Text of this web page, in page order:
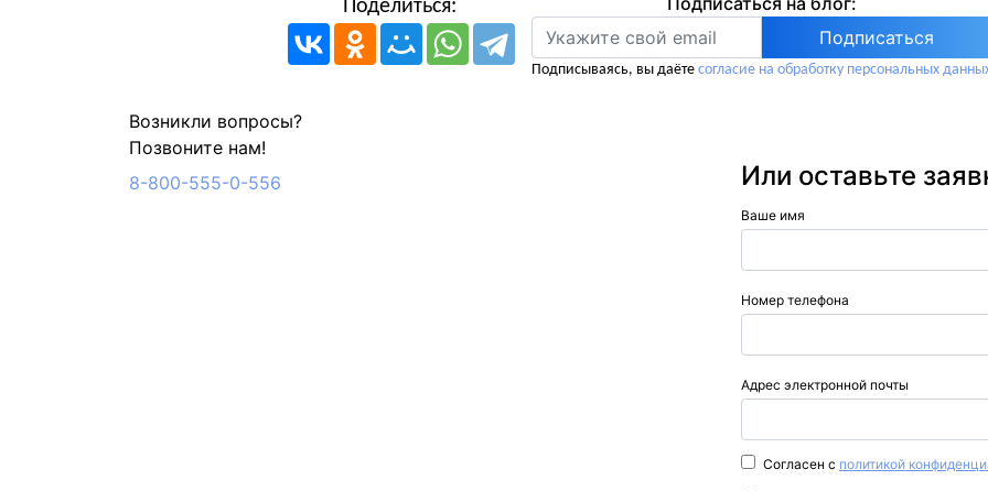
Поделиться:
Подписываясь, вы даёте согласие на обработку персональных
Возникли вопросы?
Позвоните нам!
8-800-555-0-556
Или оставьте
Ваше имя
Номер телефона
Адрес электронной почты
Согласен с политикой